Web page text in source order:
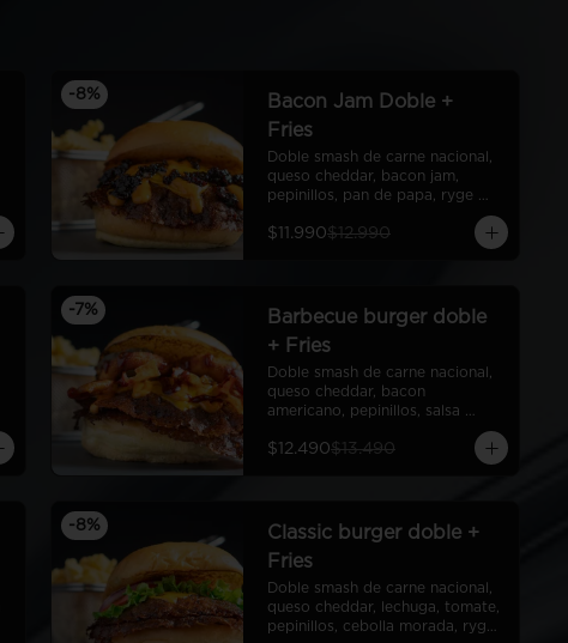
-8%
Bacon Jam Doble +
Fries
Doble smash de carne nacional,
queso cheddar, bacon jam,
pepinillos, pan de papa, ryge
$11.990$12.990
-7%
Barbecue burger doble
+ Fries
Doble smash de carne nacional,
queso cheddar, bacon
americano, pepinillos, salsa
cebolla americanos, ryge sauce,
$12.490$13.490
-8%
Classic burger doble +
Fries
Doble smash de carne nacional,
queso cheddar, lechuga, tomate,
pepinillos, cebolla morada, ryge